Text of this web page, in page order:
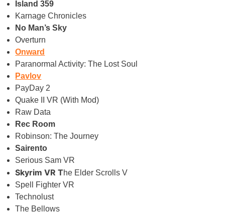
Island 359
Karnage Chronicles
No Man’s Sky
Overturn
Onward
Paranormal Activity: The Lost Soul
Pavlov
PayDay 2
Quake II VR (With Mod)
Raw Data
Rec Room
Robinson: The Journey
Sairento
Serious Sam VR
Skyrim VR The Elder Scrolls V
Spell Fighter VR
Technolust
The Bellows